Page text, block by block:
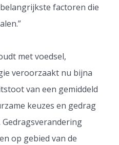
factoren die
met voedsel,
veroorzaakt nu bijna
van een gemiddeld
keuzes en gedrag
op gebied van de